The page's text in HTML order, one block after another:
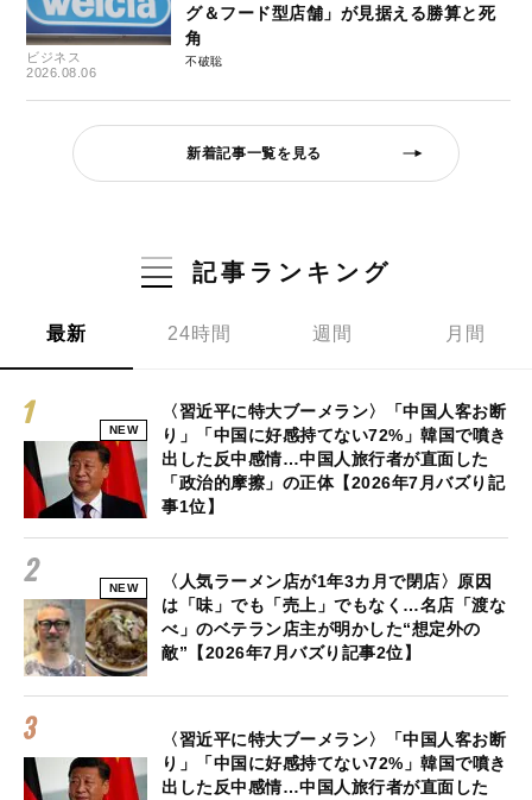
ビジネス
2026.08.06
グ＆フード型店舗」が見据える勝算と死
角
不破聡
新着記事一覧を見る
記事ランキング
最新 24時間 週間 月間
NEW
〈習近平に特大ブーメラン〉「中国人客お断
り」「中国に好感持てない72%」韓国で噴き
出した反中感情…中国人旅行者が直面した
「政治的摩擦」の正体【2026年7月バズり記
事1位】
NEW
〈人気ラーメン店が1年3カ月で閉店〉原因
は「味」でも「売上」でもなく…名店「渡な
べ」のベテラン店主が明かした“想定外の
敵”【2026年7月バズり記事2位】
〈習近平に特大ブーメラン〉「中国人客お断
り」「中国に好感持てない72%」韓国で噴き
出した反中感情…中国人旅行者が直面した